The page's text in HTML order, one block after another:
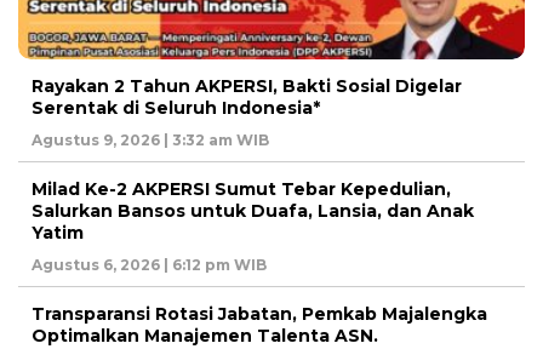
Rayakan 2 Tahun AKPERSI, Bakti Sosial Digelar
Serentak di Seluruh Indonesia*
Agustus 9, 2026 | 3:32 am WIB
Milad Ke-2 AKPERSI Sumut Tebar Kepedulian,
Salurkan Bansos untuk Duafa, Lansia, dan Anak
Yatim
Agustus 6, 2026 | 6:12 pm WIB
Transparansi Rotasi Jabatan, Pemkab Majalengka
Optimalkan Manajemen Talenta ASN.